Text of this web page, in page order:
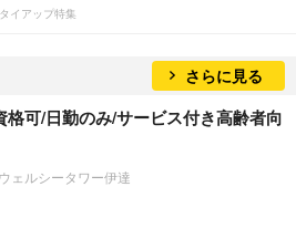
イアップ特集
さらに見る
格可/日勤のみ/サービス付き高齢者向
ェルシータワー伊達